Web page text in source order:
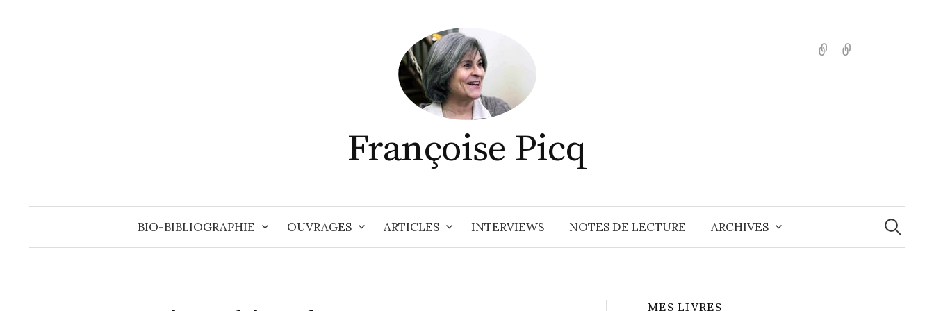
Françoise Picq
English
BIO-BIBLIOGRAPHIE OUVRAGES ARTICLES INTERVIEWS NOTES DE LECTURE ARCHIVES
MES LIVRES